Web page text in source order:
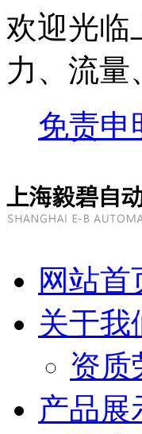
欢迎光临
力、流量
免责申
网站首
关于我
资质
产品展